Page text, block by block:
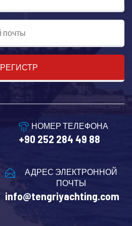
РЕГИСТР
НОМЕР ТЕЛЕФОНА
+90 252 284 49 88
АДРЕС ЭЛЕКТРОННОЙ
ПОЧТЫ
info@tengriyachting.com